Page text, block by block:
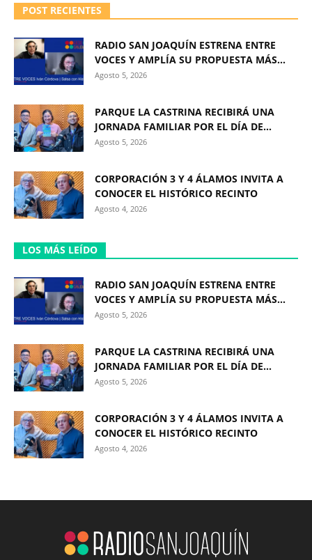
POST RECIENTES
RADIO SAN JOAQUÍN ESTRENA ENTRE
VOCES Y AMPLÍA SU PROPUESTA MÁS...
Agosto 5, 2026
PARQUE LA CASTRINA RECIBIRÁ UNA
JORNADA FAMILIAR POR EL DÍA DE...
Agosto 5, 2026
CORPORACIÓN 3 Y 4 ÁLAMOS INVITA A
CONOCER EL HISTÓRICO RECINTO
Agosto 4, 2026
LOS MÁS LEÍDO
RADIO SAN JOAQUÍN ESTRENA ENTRE
VOCES Y AMPLÍA SU PROPUESTA MÁS...
Agosto 5, 2026
PARQUE LA CASTRINA RECIBIRÁ UNA
JORNADA FAMILIAR POR EL DÍA DE...
Agosto 5, 2026
CORPORACIÓN 3 Y 4 ÁLAMOS INVITA A
CONOCER EL HISTÓRICO RECINTO
Agosto 4, 2026